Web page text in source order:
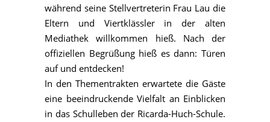
während seine Stellvertreterin Frau Lau die
Eltern und Viertklässler in der alten
Mediathek willkommen hieß. Nach der
offiziellen Begrüßung hieß es dann: Türen
auf und entdecken!
In den Thementrakten erwartete die Gäste
eine beeindruckende Vielfalt an Einblicken
in das Schulleben der Ricarda-Huch-Schule.